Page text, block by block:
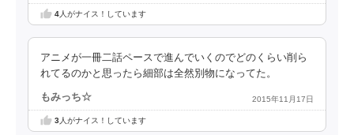
4人がナイス！しています
アニメが一冊二話ペースで進んでいくのでどのくらい削ら
れてるのかと思ったら細部は全然別物になってた。
もみっち☆ 2015年11月17日
3人がナイス！しています